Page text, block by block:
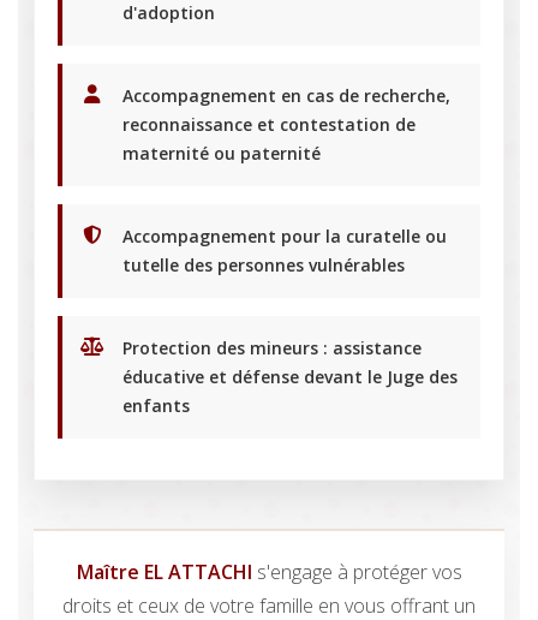
d'adoption
Accompagnement en cas de recherche,
reconnaissance et contestation de
maternité ou paternité
Accompagnement pour la curatelle ou
tutelle des personnes vulnérables
Protection des mineurs : assistance
éducative et défense devant le Juge des
enfants
Maître EL ATTACHI s'engage à protéger vos
droits et ceux de votre famille en vous offrant un